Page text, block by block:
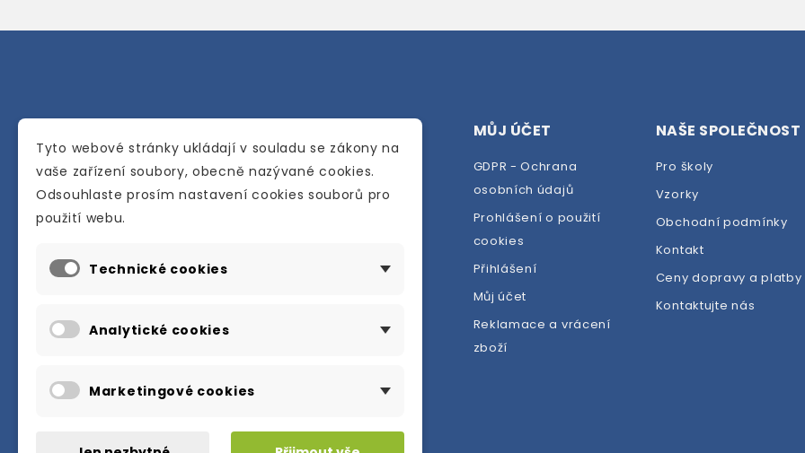
materiálů určených pro studium a výuku
Karly Machové 48 Beroun 266 01
info@englishbooks.cz
MŮJ ÚČET
GDPR - Ochrana
osobních údajů
Prohlášení o použití
cookies
Přihlášení
Můj účet
Reklamace a vrácení
zboží
NAŠE SPOLEČNOST
Pro školy
Vzorky
Obchodní podmínky
Kontakt
Ceny dopravy a platby
Kontaktujte nás
Tyto webové stránky ukládají v souladu se zákony na
vaše zařízení soubory, obecně nazývané cookies.
Odsouhlaste prosím nastavení cookies souborů pro
použití webu.
Technické cookies
Analytické cookies
Marketingové cookies